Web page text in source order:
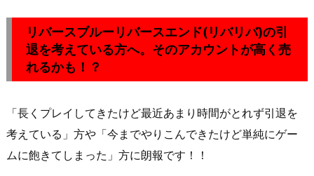
リバースブルーリバースエンド(リバリバ)の引
退を考えている方へ。そのアカウントが高く売
れるかも！？
「長くプレイしてきたけど最近あまり時間がとれず引退を
考えている」方や「今までやりこんできたけど単純にゲー
ムに飽きてしまった」方に朗報です！！